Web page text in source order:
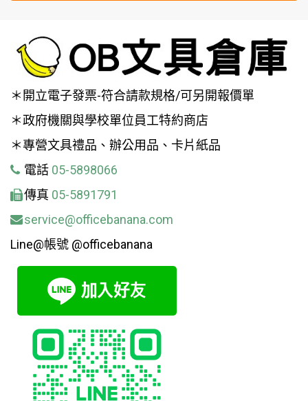
＊開立電子發票-符合請款規格/可另開報價單
＊政府機關與學校單位員工特約商店
＊專營文具禮品、辦公用品、卡片紙品
電話 05-5898066
傳真 05-5891791
service@officebanana.com
Line@帳號 @officebanana